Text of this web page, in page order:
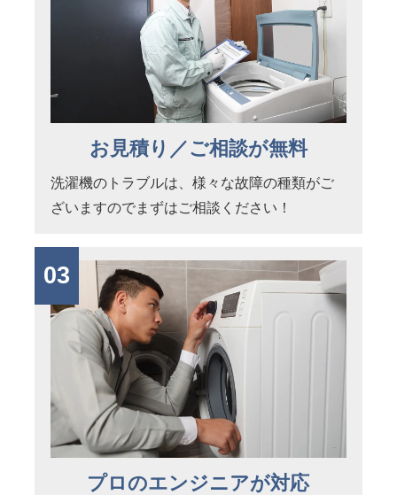
お見積り／ご相談が無料
洗濯機のトラブルは、様々な故障の種類がご
ざいますのでまずはご相談ください！
03
プロのエンジニアが対応